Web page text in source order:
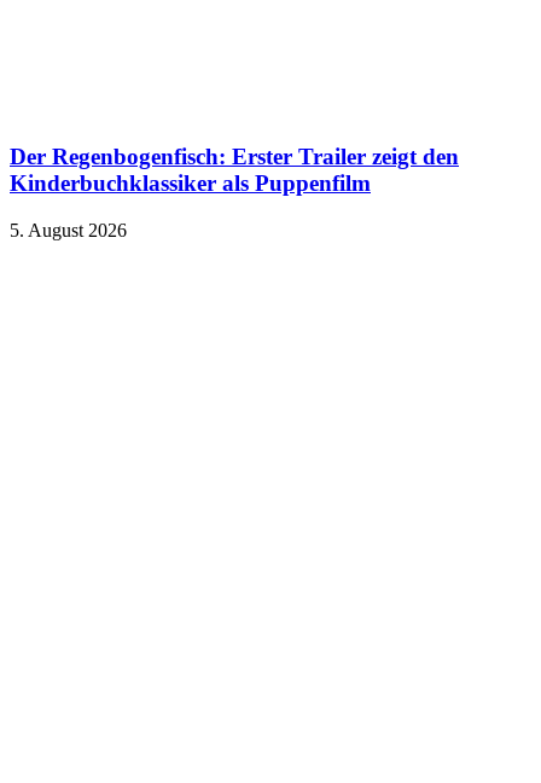
Der Regenbogenfisch: Erster Trailer zeigt den
Kinderbuchklassiker als Puppenfilm
5. August 2026